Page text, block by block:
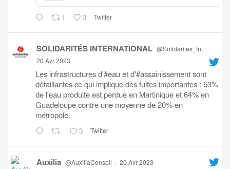
1 3 Twitter
SOLIDARITÉS INTERNATIONAL @Solidarites_Int ·
20 Avr 2023
Les infrastructures d'#eau et d'#assainissement sont
défaillantes ce qui implique des fuites importantes : 53%
de l'eau produite est perdue en Martinique et 64% en
Guadeloupe contre une moyenne de 20% en
métropole.
3 Twitter
Auxilia @AuxiliaConseil · 20 Avr 2023